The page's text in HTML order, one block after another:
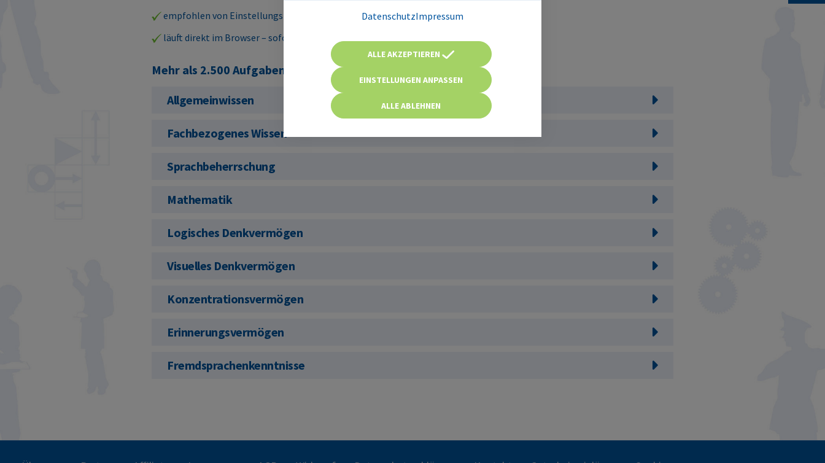
DatenschutzImpressum
ALLE AKZEPTIEREN
EINSTELLUNGEN ANPASSEN
ALLE ABLEHNEN
empfohlen von Einstellungsberatern und Personalverantwortlichen
läuft direkt im Browser – sofort startklar
Mehr als 2.500 Aufgaben in ...
Allgemeinwissen
Fachbezogenes Wissen
Sprachbeherrschung
Mathematik
Logisches Denkvermögen
Visuelles Denkvermögen
Konzentrationsvermögen
Erinnerungsvermögen
Fremdsprachenkenntnisse